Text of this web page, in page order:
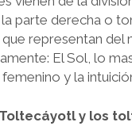
parte derecha o
representan del
El Sol, lo
y la
y los